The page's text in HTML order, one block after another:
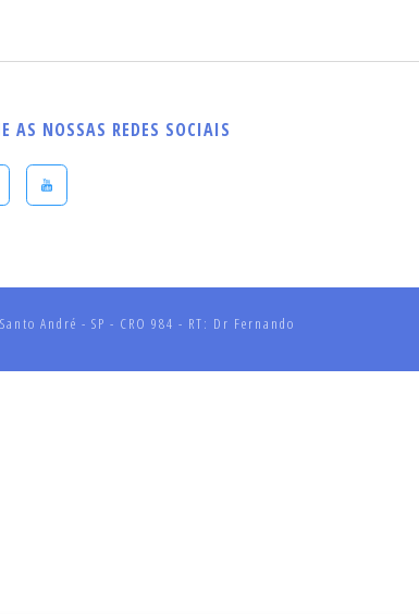
AS NOSSAS REDES SOCIAIS
André - SP - CRO 984 - RT: Dr Fernando